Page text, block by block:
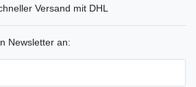
Versand mit DHL
Newsletter an: